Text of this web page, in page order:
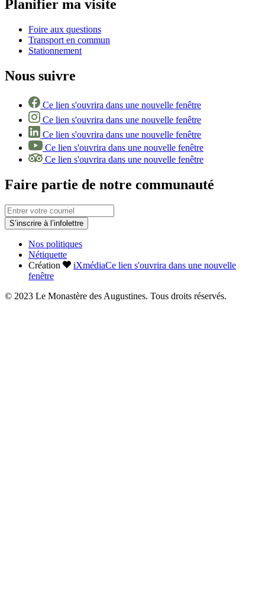
Planifier ma visite
Foire aux questions
Transport en commun
Stationnement
Nous suivre
Ce lien s'ouvrira dans une nouvelle fenêtre
Ce lien s'ouvrira dans une nouvelle fenêtre
Ce lien s'ouvrira dans une nouvelle fenêtre
Ce lien s'ouvrira dans une nouvelle fenêtre
Ce lien s'ouvrira dans une nouvelle fenêtre
Faire partie de notre communauté
S’inscrire à l’infolettre
Nos politiques
Nétiquette
Création
iXmédiaCe lien s'ouvrira dans une nouvelle
fenêtre
© 2023 Le Monastère des Augustines. Tous droits réservés.